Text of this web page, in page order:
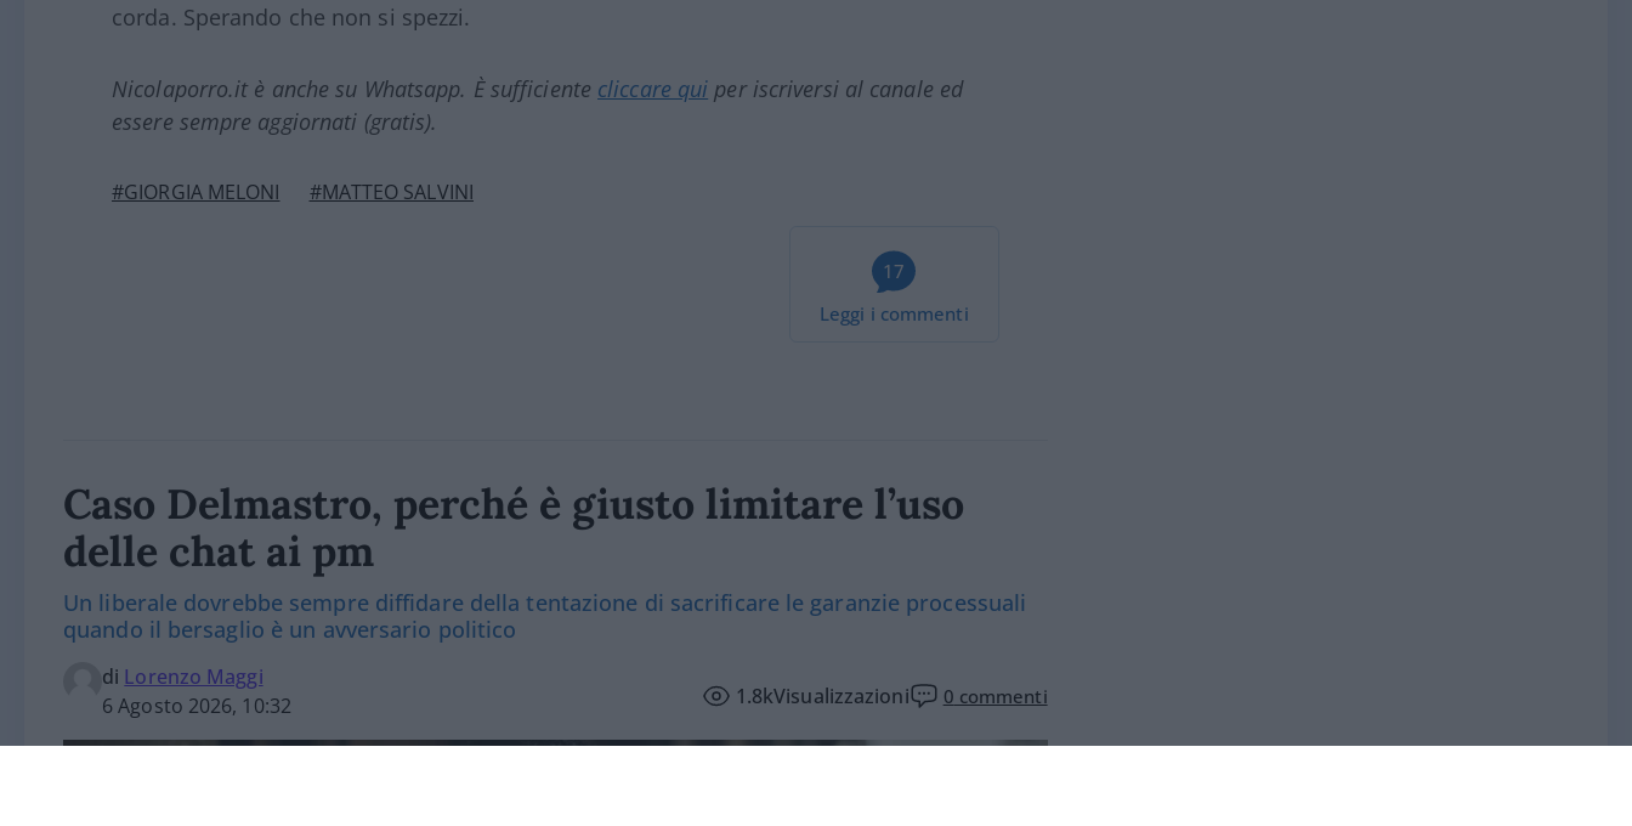
corda. Sperando che non si spezzi.
Nicolaporro.it è anche su Whatsapp. È sufficiente cliccare qui per iscriversi al canale ed
essere sempre aggiornati (gratis).
#GIORGIA MELONI #MATTEO SALVINI
17
Leggi i commenti
Caso Delmastro, perché è giusto limitare l’uso
delle chat ai pm
Un liberale dovrebbe sempre diffidare della tentazione di sacrificare le garanzie processuali
quando il bersaglio è un avversario politico
di Lorenzo Maggi
6 Agosto 2026, 10:32
1.8kVisualizzazioni 0 commenti